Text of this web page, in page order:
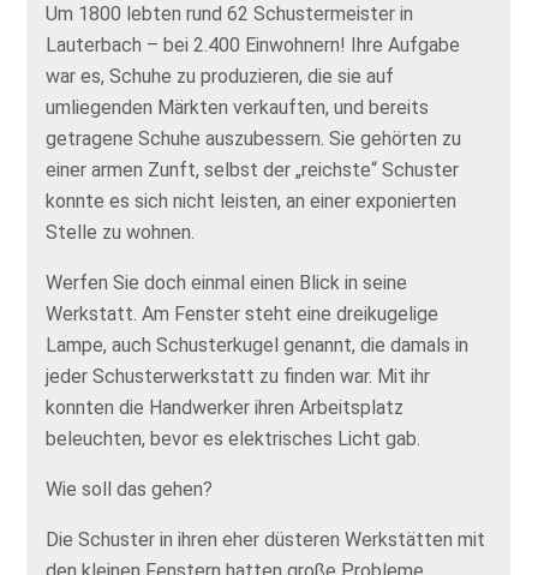
Um 1800 lebten rund 62 Schustermeister in
Lauterbach – bei 2.400 Einwohnern! Ihre Aufgabe
war es, Schuhe zu produzieren, die sie auf
umliegenden Märkten verkauften, und bereits
getragene Schuhe auszubessern. Sie gehörten zu
einer armen Zunft, selbst der „reichste“ Schuster
konnte es sich nicht leisten, an einer exponierten
Stelle zu wohnen.
Werfen Sie doch einmal einen Blick in seine
Werkstatt. Am Fenster steht eine dreikugelige
Lampe, auch Schusterkugel genannt, die damals in
jeder Schusterwerkstatt zu finden war. Mit ihr
konnten die Handwerker ihren Arbeitsplatz
beleuchten, bevor es elektrisches Licht gab.
Wie soll das gehen?
Die Schuster in ihren eher düsteren Werkstätten mit